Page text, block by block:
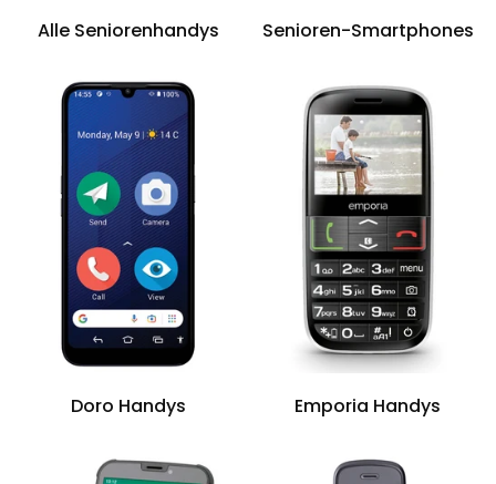
Alle Seniorenhandys Senioren-Smartphones
Doro Handys Emporia Handys